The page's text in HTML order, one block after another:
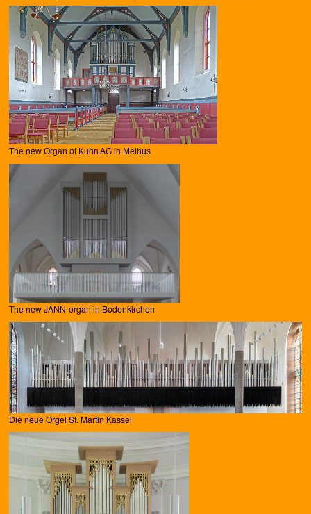
The new Organ of Kuhn AG in Melhus
The new JANN-organ in Bodenkirchen
Die neue Orgel St. Martin Kassel